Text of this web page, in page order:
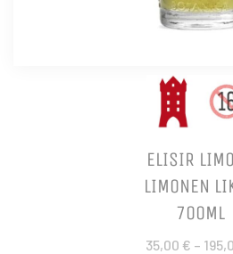
ELISIR
LIMONEN
700ML
35,00 € –